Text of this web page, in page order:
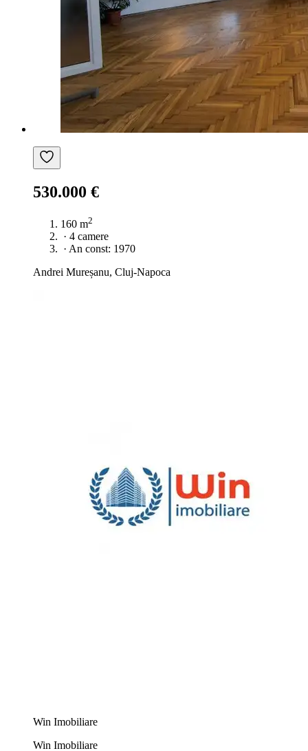
530.000 €
160 m2
· 4 camere
· An const: 1970
Andrei Mureșanu, Cluj-Napoca
Win Imobiliare
Win Imobiliare